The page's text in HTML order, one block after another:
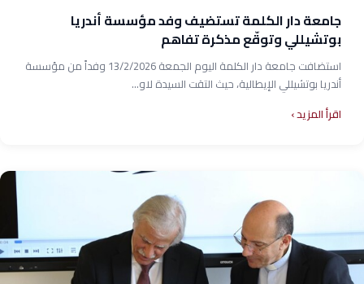
جامعة دار الكلمة تستضيف وفد مؤسسة أندريا
بوتشيللي وتوقّع مذكرة تفاهم
استضافت جامعة دار الكلمة اليوم الجمعة 13/2/2026 وفداً من مؤسسة
أندريا بوتشيللي الإيطالية، حيث التقت السيدة لاو...
اقرأ المزيد